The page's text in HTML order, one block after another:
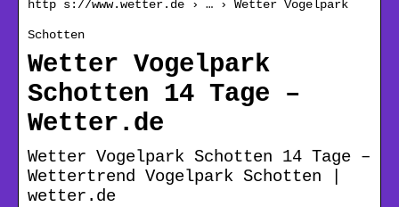
http s://www.wetter.de › … › Wetter Vogelpark
Schotten
Wetter Vogelpark
Schotten 14 Tage –
Wetter.de
Wetter Vogelpark Schotten 14 Tage –
Wettertrend Vogelpark Schotten |
wetter.de